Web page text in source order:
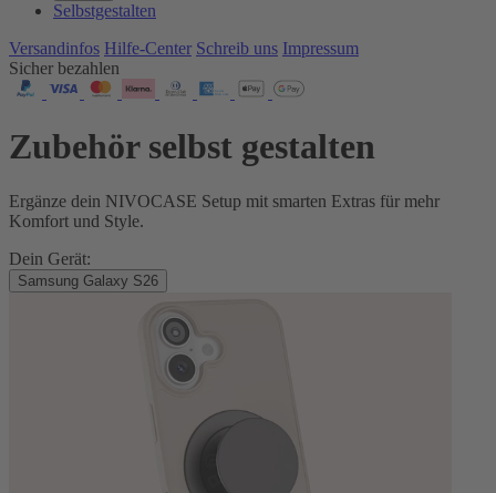
Selbstgestalten
Versandinfos Hilfe-Center Schreib uns Impressum
Sicher bezahlen
Zubehör selbst gestalten
Ergänze dein NIVOCASE Setup mit smarten Extras für mehr
Komfort und Style.
Dein Gerät:
Samsung Galaxy S26